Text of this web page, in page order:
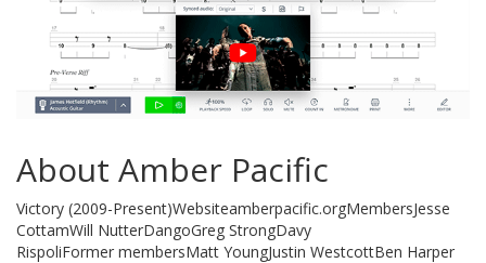
About Amber Pacific
Victory (2009-Present)Websiteamberpacific.orgMembersJesse
CottamWill NutterDangoGreg StrongDavy
RispoliFormer membersMatt YoungJustin WestcottBen Harper